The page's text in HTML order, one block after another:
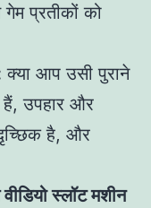
प्रतीकों को
क्या आप उसी पुराने
उपहार और
है, और
स्लॉट मशीन